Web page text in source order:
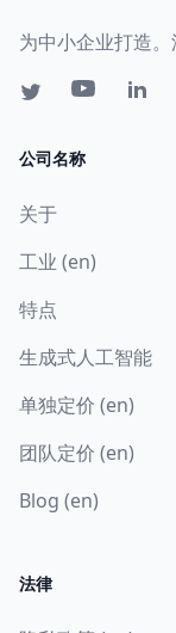
为中小企业打造。
公司名称
关于
工业 (en)
特点
生成式人工智能
单独定价 (en)
团队定价 (en)
Blog (en)
法律